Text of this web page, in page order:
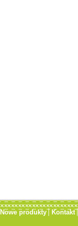
Nowe produkty Kontakt